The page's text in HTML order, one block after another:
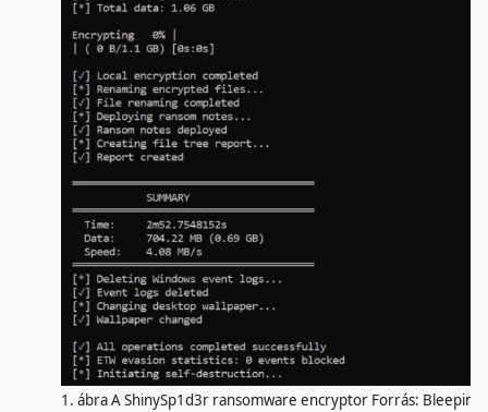
1. ábra A ShinySp1d3r ransomware encryptor Forrás: